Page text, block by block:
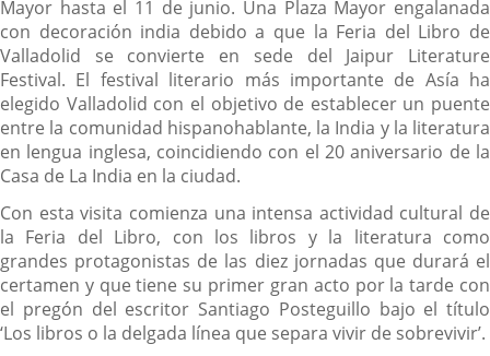
Mayor hasta el 11 de junio. Una Plaza Mayor engalanada
con decoración india debido a que la Feria del Libro de
Valladolid se convierte en sede del Jaipur Literature
Festival. El festival literario más importante de Asía ha
elegido Valladolid con el objetivo de establecer un puente
entre la comunidad hispanohablante, la India y la literatura
en lengua inglesa, coincidiendo con el 20 aniversario de la
Casa de La India en la ciudad.
Con esta visita comienza una intensa actividad cultural de
la Feria del Libro, con los libros y la literatura como
grandes protagonistas de las diez jornadas que durará el
certamen y que tiene su primer gran acto por la tarde con
el pregón del escritor Santiago Posteguillo bajo el título
‘Los libros o la delgada línea que separa vivir de sobrevivir’.